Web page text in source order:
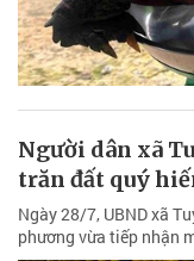
Người dân xã
trăn đất quý
Ngày 28/7, UBND xã
phương vừa tiếp nhận